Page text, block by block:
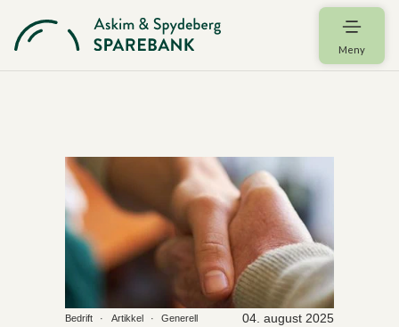
Meny
Bedrift Artikkel Generell 04. august 2025